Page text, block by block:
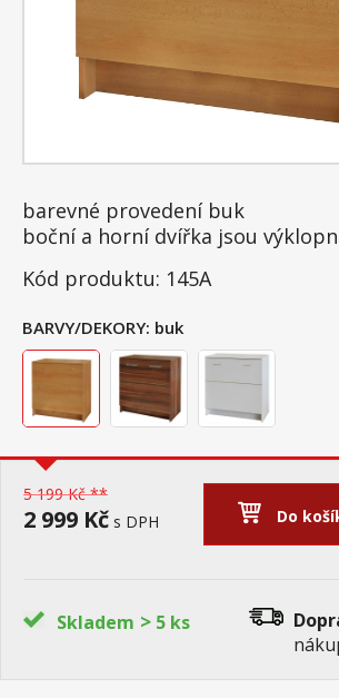
barevné provedení buk
boční a horní dvířka jsou
Kód produktu: 145A
BARVY/DEKORY: buk
5 199 Kč **
2 999 Kč s DPH Do
Skladem > 5 ks